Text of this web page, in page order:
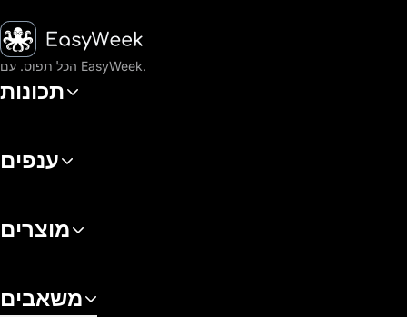
דף הבית
הכל תפוס. עם EasyWeek.
תכונות
ענפים
מוצרים
משאבים